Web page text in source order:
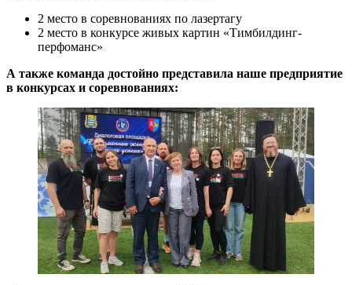
2 место в соревнованиях по лазертагу
2 место в конкурсе живых картин «Тимбилдинг-
перфоманс»
А также команда достойно представила наше предприятие
в конкурсах и соревнованиях: